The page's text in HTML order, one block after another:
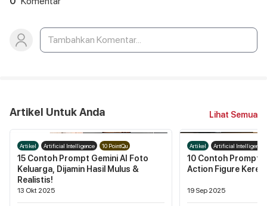
Artikel Untuk Anda Lihat Semua
Artikel Artificial Intelligence 10 PointQu
15 Contoh Prompt Gemini AI Foto
Keluarga, Dijamin Hasil Mulus &
Realistis!
13 Okt 2025
Artikel Artificial Intelligence
10 Contoh Prompt
Action Figure
19 Sep 2025